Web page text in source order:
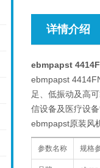
详情介绍
ebmpapst
ebmpapst
足、低振动及高
信设备及医疗设
ebmpapst原装风
参数名称 规格